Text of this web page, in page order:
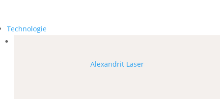
Technologie
Alexandrit Laser